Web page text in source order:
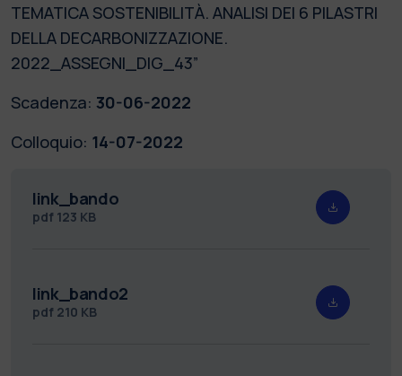
TEMATICA SOSTENIBILITÀ. ANALISI DEI 6 PILASTRI
DELLA DECARBONIZZAZIONE.
2022_ASSEGNI_DIG_43”
Scadenza: 30-06-2022
Colloquio: 14-07-2022
link_bando
pdf 123 KB
link_bando2
pdf 210 KB